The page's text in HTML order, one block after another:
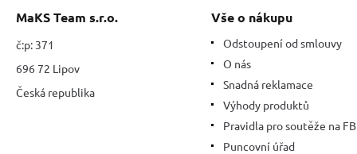
MaKS Team s.r.o.
č:p: 371
696 72 Lipov
Česká republika
Vše o nákupu
Odstoupení od smlouvy
O nás
Snadná reklamace
Výhody produktů
Pravidla pro soutěže na FB
Puncovní úřad